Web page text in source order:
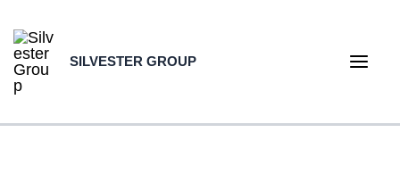
Inhalt
springen
SILVESTER GROUP